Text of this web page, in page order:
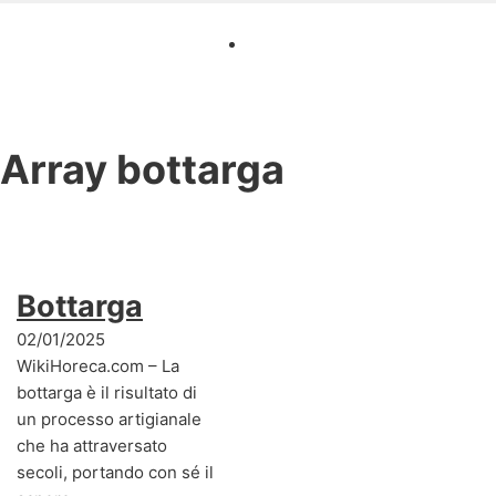
Array bottarga
Bottarga
02/01/2025
WikiHoreca.com – La
bottarga è il risultato di
un processo artigianale
che ha attraversato
secoli, portando con sé il